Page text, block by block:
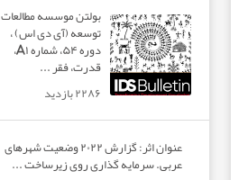
بولتن موسسه مطالعات
توسعه (آی دی اس) ،
دوره ۵۴، شماره A۱،
قدرت، فقر ...
۲۲۸۶ بازدید
عنوان اثر: گزارش ۲۰۲۲ وضعیت شهرهای
عربی. سرمایه گذاری روی زیرساخت ...